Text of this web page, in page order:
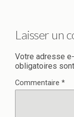
Laisser un
Votre adresse
obligatoires
Commentaire *